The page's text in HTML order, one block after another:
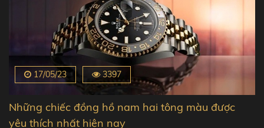
17/05/23 3397
Những chiếc đồng hồ nam hai tông màu được
yêu thích nhất hiện nay